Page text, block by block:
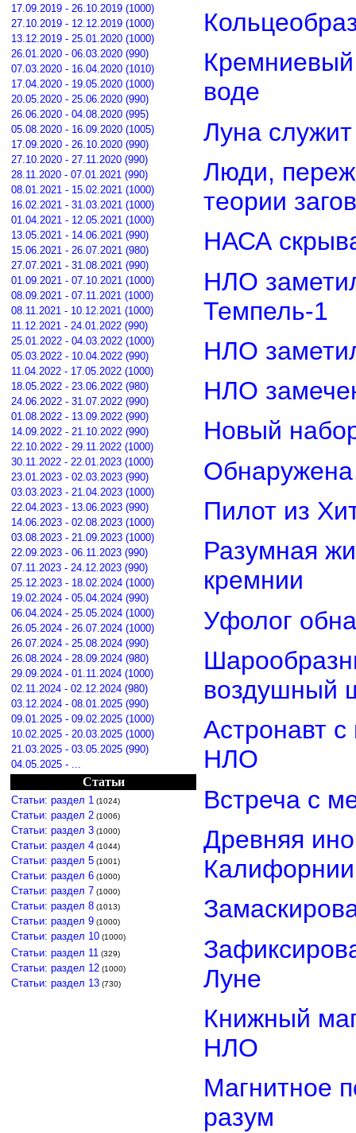
17.09.2019 - 26.10.2019 (1000)
27.10.2019 - 12.12.2019 (1000)
13.12.2019 - 25.01.2020 (1000)
26.01.2020 - 06.03.2020 (990)
07.03.2020 - 16.04.2020 (1010)
17.04.2020 - 19.05.2020 (1000)
20.05.2020 - 25.06.2020 (990)
26.06.2020 - 04.08.2020 (995)
05.08.2020 - 16.09.2020 (1005)
17.09.2020 - 26.10.2020 (990)
27.10.2020 - 27.11.2020 (990)
28.11.2020 - 07.01.2021 (990)
08.01.2021 - 15.02.2021 (1000)
16.02.2021 - 31.03.2021 (1000)
01.04.2021 - 12.05.2021 (1000)
13.05.2021 - 14.06.2021 (990)
15.06.2021 - 26.07.2021 (980)
27.07.2021 - 31.08.2021 (990)
01.09.2021 - 07.10.2021 (1000)
08.09.2021 - 07.11.2021 (1000)
08.11.2021 - 10.12.2021 (1000)
11.12.2021 - 24.01.2022 (990)
25.01.2022 - 04.03.2022 (1000)
05.03.2022 - 10.04.2022 (990)
11.04.2022 - 17.05.2022 (1000)
18.05.2022 - 23.06.2022 (980)
24.06.2022 - 31.07.2022 (990)
01.08.2022 - 13.09.2022 (990)
14.09.2022 - 21.10.2022 (990)
22.10.2022 - 29.11.2022 (1000)
30.11.2022 - 22.01.2023 (1000)
23.01.2023 - 02.03.2023 (990)
03.03.2023 - 21.04.2023 (1000)
22.04.2023 - 13.06.2023 (990)
14.06.2023 - 02.08.2023 (1000)
03.08.2023 - 21.09.2023 (1000)
22.09.2023 - 06.11.2023 (990)
07.11.2023 - 24.12.2023 (990)
25.12.2023 - 18.02.2024 (1000)
19.02.2024 - 05.04.2024 (990)
06.04.2024 - 25.05.2024 (1000)
26.05.2024 - 26.07.2024 (1000)
26.07.2024 - 25.08.2024 (990)
26.08.2024 - 28.09.2024 (980)
29.09.2024 - 01.11.2024 (1000)
02.11.2024 - 02.12.2024 (980)
03.12.2024 - 08.01.2025 (990)
09.01.2025 - 09.02.2025 (1000)
10.02.2025 - 20.03.2025 (1000)
21.03.2025 - 03.05.2025 (990)
04.05.2025 - ...
Статьи
Статьи: раздел 1 (1024)
Статьи: раздел 2 (1006)
Статьи: раздел 3 (1000)
Статьи: раздел 4 (1044)
Статьи: раздел 5 (1001)
Статьи: раздел 6 (1000)
Статьи: раздел 7 (1000)
Статьи: раздел 8 (1013)
Статьи: раздел 9 (1000)
Статьи: раздел 10 (1000)
Статьи: раздел 11 (329)
Статьи: раздел 12 (1000)
Статьи: раздел 13 (730)
воде
Луна
Люди,
теории
НАСА
НЛО
Темпель-1
НЛО
НЛО
Новый
Обнаружена
Пилот из
Разумная
кремнии
Уфолог
воздушный
Астронавт
НЛО
Встреча с
Древняя
Калифорнии
Луне
Книжный
НЛО
Магнитное
разум